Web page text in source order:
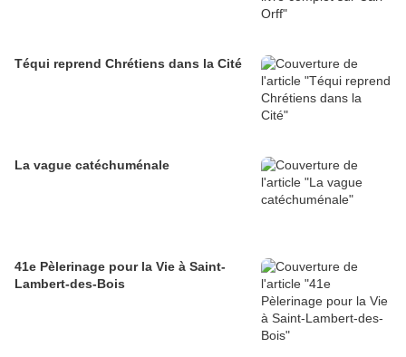
Téqui reprend Chrétiens dans la Cité
La vague catéchuménale
41e Pèlerinage pour la Vie à Saint-
Lambert-des-Bois